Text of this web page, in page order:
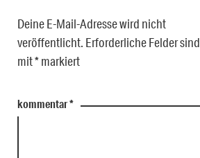
Deine E-Mail-Adresse wird nicht
veröffentlicht. Erforderliche Felder sind
mit*markiert
kommentar*